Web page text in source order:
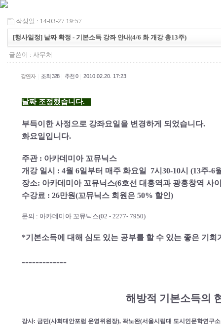
작성일 : 14-03-27 19:57
[행사일정] 날짜 확정 - 기본소득 강좌 안내(4/6 화 개강 총13주)
글쓴이 : 사무처
강연자 조회 328 추천 0 2010.02.20. 17:23
날짜 조정했습니다.
부득이한 사정으로 강좌요일을 변경하게 되었습니다.
화요일입니다.
주관 : 아카데미아 꼬뮤닉스
개강 일시 : 4월 6일부터 매주 화요일 7시30-10시 (13주-6
장소: 아카데미아 꼬뮤닉스(6호선 대흥역과 광흥창역 사
수강료 : 26만원(꼬뮤닉스 회원은 50% 할인)
문의 : 아카데미아 꼬뮤닉스(02 - 2277- 7950)
*기본소득에 대해 심도 있는 공부를 할 수 있는 좋은 기회
-------------
해방적 기본소득의
강사: 금민(사회대안포럼 운영위원장), 곽노완(서울시립대 도시인문학연구